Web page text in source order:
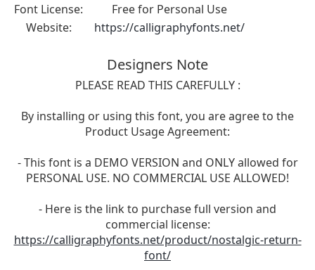
Font License:
Free for Personal Use
Website:
https://calligraphyfonts.net/
Designers Note
PLEASE READ THIS CAREFULLY :
By installing or using this font, you are agree to the
Product Usage Agreement:
- This font is a DEMO VERSION and ONLY allowed for
PERSONAL USE. NO COMMERCIAL USE ALLOWED!
- Here is the link to purchase full version and
commercial license:
https://calligraphyfonts.net/product/nostalgic-return-
font/